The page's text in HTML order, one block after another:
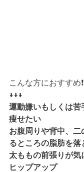
こんな方におすすめ❗️
↓↓↓
運動嫌いもしくは苦
痩せたい
お腹周りや背中、
るところの脂肪を落
太ももの前張りが気
ヒップアップ